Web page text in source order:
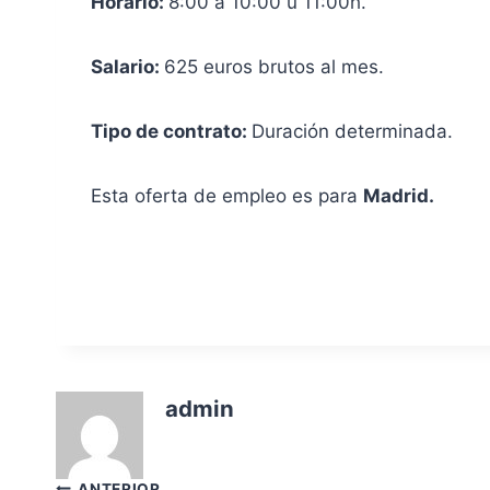
Salario: 625 euros brutos al mes.
Tipo de contrato: Duración determinada.
Esta oferta de empleo es para Madrid.
admin